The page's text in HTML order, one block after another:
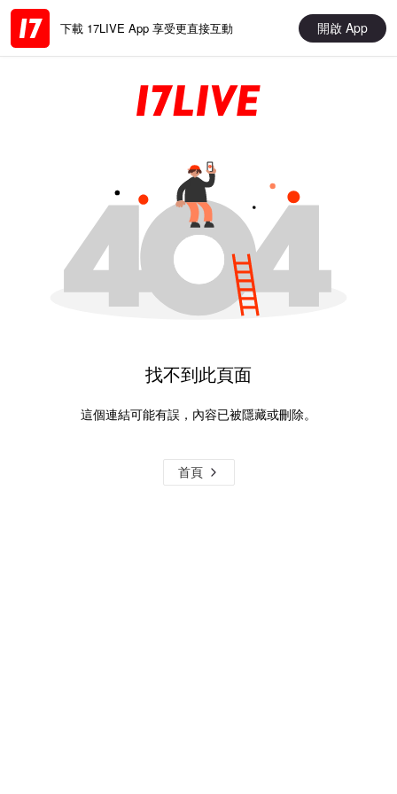
下載 17LIVE App 享受更直接互動 開啟 App
找不到此頁面
這個連結可能有誤，內容已被隱藏或刪除。
首頁